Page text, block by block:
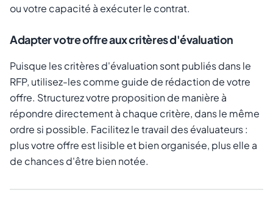
ou votre capacité à exécuter le contrat.
Adapter votre offre aux critères d'évaluation
Puisque les critères d'évaluation sont publiés dans le
RFP, utilisez-les comme guide de rédaction de votre
offre. Structurez votre proposition de manière à
répondre directement à chaque critère, dans le même
ordre si possible. Facilitez le travail des évaluateurs :
plus votre offre est lisible et bien organisée, plus elle a
de chances d'être bien notée.